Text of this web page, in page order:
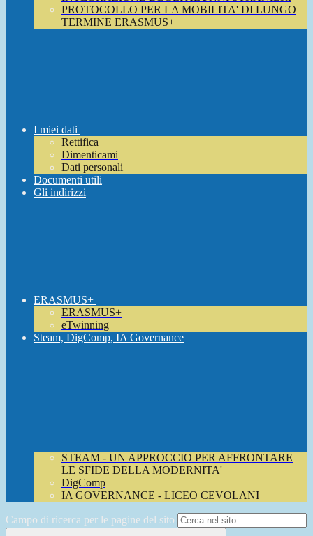
PROTOCOLLO PER LA MOBILITA' DI LUNGO
TERMINE ERASMUS+
I miei dati
Rettifica
Dimenticami
Dati personali
Documenti utili
Gli indirizzi
ERASMUS+
ERASMUS+
eTwinning
Steam, DigComp, IA Governance
STEAM - UN APPROCCIO PER AFFRONTARE
LE SFIDE DELLA MODERNITA'
DigComp
IA GOVERNANCE - LICEO CEVOLANI
Campo di ricerca per le pagine del sito